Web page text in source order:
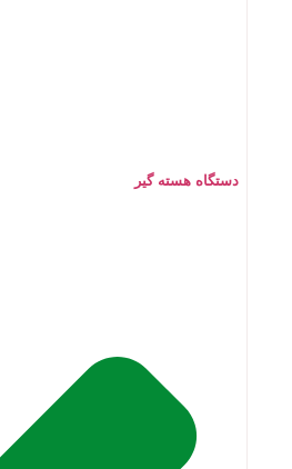
دستگاه هسته گیر